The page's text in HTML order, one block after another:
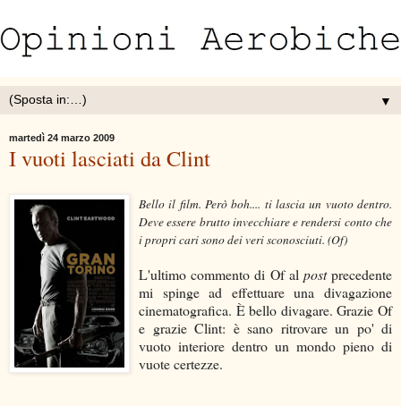
▼
martedì 24 marzo 2009
I vuoti lasciati da Clint
Bello il film. Però boh.... ti lascia un vuoto dentro.
Deve essere brutto invecchiare e rendersi conto che
i propri cari sono dei veri sconosciuti. (Of)
L'ultimo commento di Of al postprecedente
mi spinge ad effettuare una divagazione
cinematografica. È bello divagare. Grazie Of
e grazie Clint: è sano ritrovare un po' di
vuoto interiore dentro un mondo pieno di
vuote certezze.